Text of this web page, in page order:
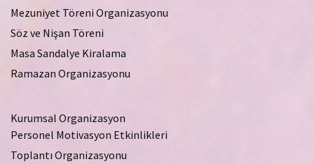
Mezuniyet Töreni Organizasyonu
Söz ve Nişan Töreni
Masa Sandalye Kiralama
Ramazan Organizasyonu
Kurumsal Organizasyon
Personel Motivasyon Etkinlikleri
Toplantı Organizasyonu